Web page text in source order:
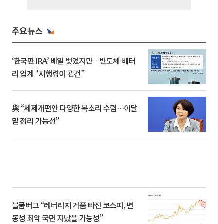
주요뉴스
‘한국판 IRA’ 베일 벗었지만…반도체·배터
리 업계 “시행령이 관건”
與 “세제개편안 다양한 목소리 수렴…이달
말 정리 가능성”
블룸버그 “레버리지 거품 빠진 코스피, 변
동성 최악 국면 지났을 가능성”